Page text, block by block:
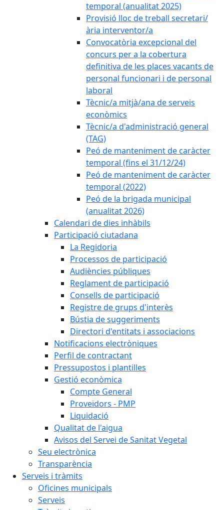
temporal (anualitat 2025)
Provisió lloc de treball secretari/
ària interventor/a
Convocatòria excepcional del
concurs per a la cobertura
definitiva de les places vacants de
personal funcionari i de personal
laboral
Tècnic/a mitjà/ana de serveis
econòmics
Tècnic/a d'administració general
(TAG)
Peó de manteniment de caràcter
temporal (fins el 31/12/24)
Peó de manteniment de caràcter
temporal (2022)
Peó de la brigada municipal
(anualitat 2026)
Calendari de dies inhàbils
Participació ciutadana
La Regidoria
Processos de participació
Audiències públiques
Reglament de participació
Consells de participació
Registre de grups d'interès
Bústia de suggeriments
Directori d'entitats i associacions
Notificacions electròniques
Perfil de contractant
Pressupostos i plantilles
Gestió econòmica
Compte General
Proveïdors - PMP
Liquidació
Qualitat de l'aigua
Avisos del Servei de Sanitat Vegetal
Seu electrònica
Transparència
Serveis i tràmits
Oficines municipals
Serveis